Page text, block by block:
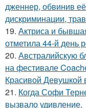
дженнер, обвинив
дискриминации,
19. Актриса и
отметила 44-й день
20. Австралийскую
на фестивале
Красивой Девушкой
21. Когда Софи
вызвало удивление.